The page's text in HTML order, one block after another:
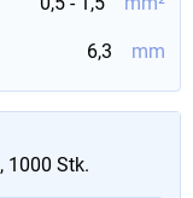
6,3 mm
1000 Stk.